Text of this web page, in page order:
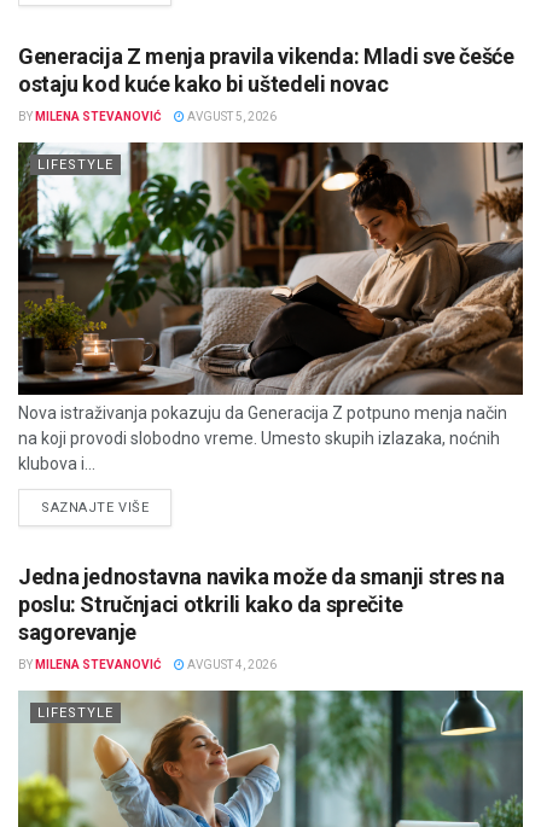
Generacija Z menja pravila vikenda: Mladi sve češće
ostaju kod kuće kako bi uštedeli novac
BY MILENA STEVANOVIĆ AVGUST 5, 2026
LIFESTYLE
Nova istraživanja pokazuju da Generacija Z potpuno menja način
na koji provodi slobodno vreme. Umesto skupih izlazaka, noćnih
klubova i...
SAZNAJTE VIŠEDETAILS
Jedna jednostavna navika može da smanji stres na
poslu: Stručnjaci otkrili kako da sprečite
sagorevanje
BY MILENA STEVANOVIĆ AVGUST 4, 2026
LIFESTYLE